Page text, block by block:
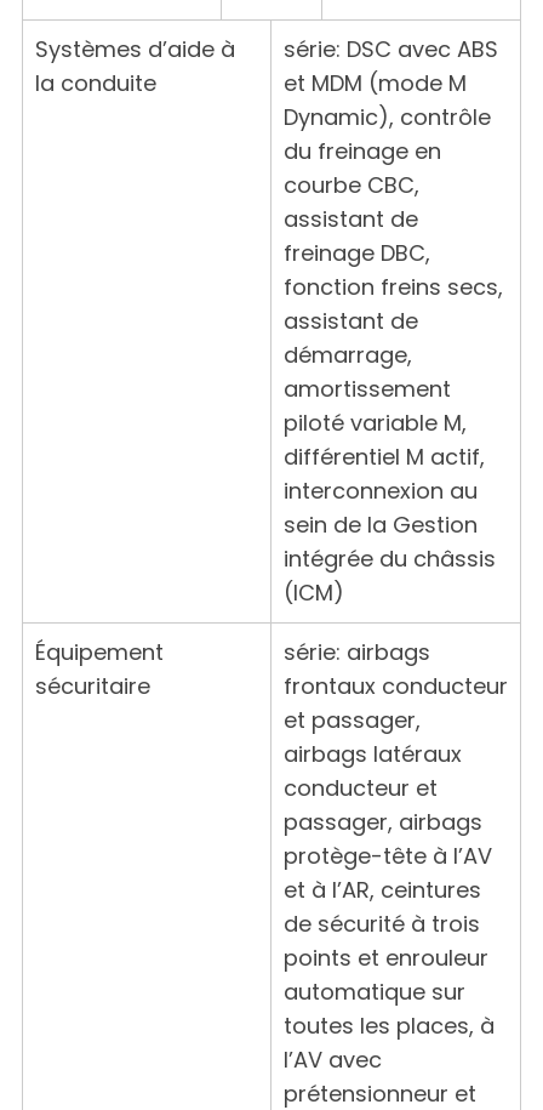
Systèmes d’aide à
la conduite
série: DSC avec ABS
et MDM (mode M
Dynamic), contrôle
du freinage en
courbe CBC,
assistant de
freinage DBC,
fonction freins secs,
assistant de
démarrage,
amortissement
piloté variable M,
différentiel M actif,
interconnexion au
sein de la Gestion
intégrée du châssis
(ICM)
Équipement
sécuritaire
série: airbags
frontaux conducteur
et passager,
airbags latéraux
conducteur et
passager, airbags
protège-tête à l’AV
et à l’AR, ceintures
de sécurité à trois
points et enrouleur
automatique sur
toutes les places, à
l’AV avec
prétensionneur et